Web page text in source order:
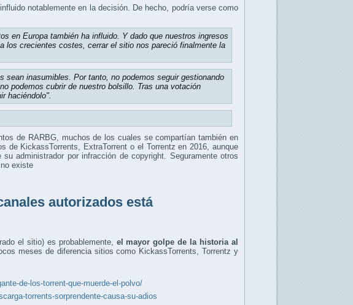
notablemente en la decisión. De hecho, podría verse como
en Europa también ha influido. Y dado que nuestros ingresos
los crecientes costes, cerrar el sitio nos pareció finalmente la
sean inasumibles. Por tanto, no podemos seguir gestionando
podemos cubrir de nuestro bolsillo. Tras una votación
haciéndolo".
de RARBG, muchos de los cuales se compartían también en
de KickassTorrents, ExtraTorrent o el Torrentz en 2016, aunque
administrador por infracción de copyright. Seguramente otros
existe
autorizados está
el sitio) es probablemente, el mayor golpe de la historia al
meses de diferencia sitios como KickassTorrents, Torrentz y
de-los-torrent-que-muerde-el-polvo/
torrents-sorprendente-causa-su-adios